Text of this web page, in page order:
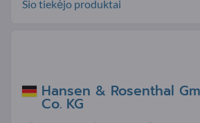
Šio tiekėjo produktai
Hansen & Rosenthal
Co. KG